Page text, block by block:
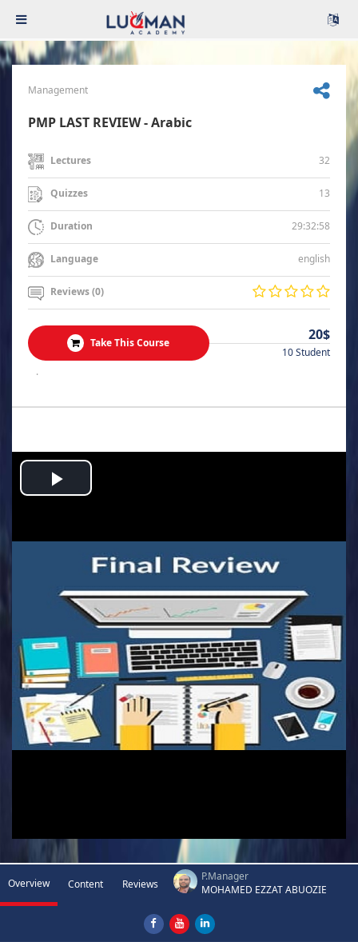
Management
PMP LAST REVIEW - Arabic
Lectures 32
Quizzes 13
Duration 29:32:58
Language english
Reviews (0)
Take This Course 20$
10 Student
.
Play
Overview Content Reviews
P.Manager
MOHAMED EZZAT ABUOZIE